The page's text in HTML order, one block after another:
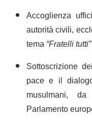
Accoglienza
autorità civili,
tema“Fratelli tutti”
Sottoscrizione
pace e il
musulmani,
Parlamento